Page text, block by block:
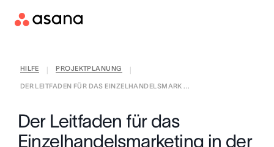
HILFE PROJEKTPLANUNG
DER LEITFADEN FÜR DAS EINZELHANDELSMARK ...
Der Leitfaden für das
Einzelhandelsmarketing in der